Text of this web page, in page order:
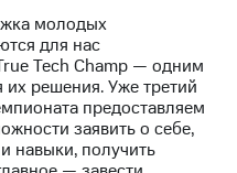
молодых
для нас
Tech Champ — одним
их решения. Уже третий
предоставляем
заявить о себе,
навыки, получить